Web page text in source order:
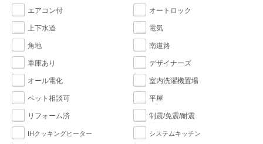
エアコン付 オートロック
上下水道 電気
角地 南道路
車庫あり デザイナーズ
オール電化 室内洗濯機置場
ペット相談可 平屋
リフォーム済 制震/免震/耐震
IHクッキングヒーター システムキッチン